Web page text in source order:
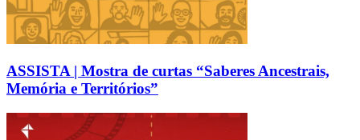
ASSISTA | Mostra de curtas “Saberes Ancestrais,
Memória e Territórios”